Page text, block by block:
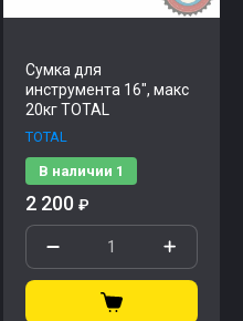
Сумка для
инструмента 16", макс
20кг TOTAL
TOTAL
В наличии 1
2 200 ₽